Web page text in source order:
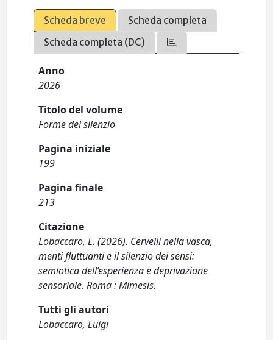
Scheda breve
Scheda completa
Scheda completa (DC)
Anno
2026
Titolo del volume
Forme del silenzio
Pagina iniziale
199
Pagina finale
213
Citazione
Lobaccaro, L. (2026). Cervelli nella vasca,
menti fluttuanti e il silenzio dei sensi:
semiotica dell’esperienza e deprivazione
sensoriale. Roma : Mimesis.
Tutti gli autori
Lobaccaro, Luigi